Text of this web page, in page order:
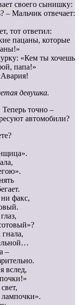
своего сынишку:
– Мальчик отвечает:
тот ответил:
пацаны, которые
«Кем ты хочешь
папа!»
девушка.
точно –
автомобили?
факс,
–
вслед,